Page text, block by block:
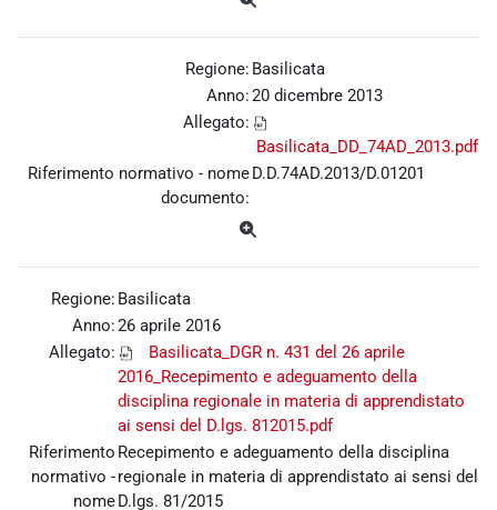
Regione: Basilicata
Anno:20 dicembre 2013
Allegato:
Basilicata_DD_74AD_2013.pdf
Riferimento normativo - nome
documento:
D.D.74AD.2013/D.01201
Regione: Basilicata
Anno:26 aprile 2016
Allegato:
Basilicata_DGR n. 431 del 26 aprile
2016_Recepimento e adeguamento della
disciplina regionale in materia di apprendistato
ai sensi del D.lgs. 812015.pdf
Riferimento
normativo -
nome
Recepimento e adeguamento della disciplina
regionale in materia di apprendistato ai sensi del
D.lgs. 81/2015